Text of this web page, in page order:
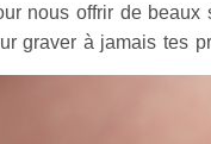
nous offrir de
graver à jamais tes